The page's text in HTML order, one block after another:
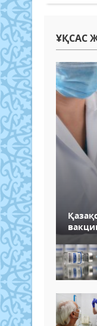
ҰҚСАС